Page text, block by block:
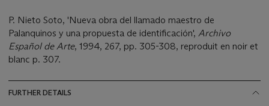
P. Nieto Soto, 'Nueva obra del llamado maestro de
Palanquinos y una propuesta de identificación', Archivo
Español de Arte, 1994, 267, pp. 305-308, reproduit en noir et
blanc p. 307.
FURTHER DETAILS